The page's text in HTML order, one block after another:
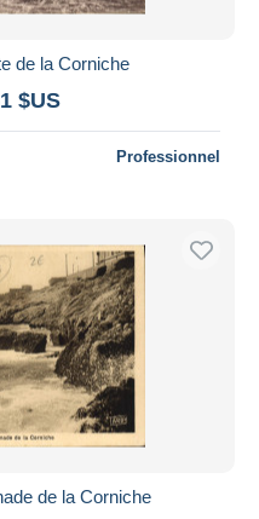
de la Corniche
$US
Professionnel
de la Corniche